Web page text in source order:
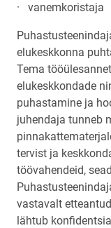
· vanemkoristaja
elukeskkonna
Tema
elukeskkondade
puhastamine ja
juhendaja tunneb
tervist ja
töövahendeid,
vastavalt
lähtub